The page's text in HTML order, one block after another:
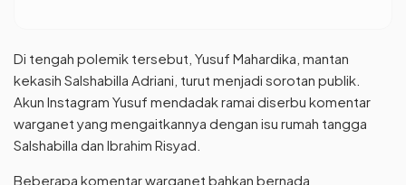
Di tengah polemik tersebut, Yusuf Mahardika, mantan
kekasih Salshabilla Adriani, turut menjadi sorotan publik.
Akun Instagram Yusuf mendadak ramai diserbu komentar
warganet yang mengaitkannya dengan isu rumah tangga
Salshabilla dan Ibrahim Risyad.
Beberapa komentar warganet bahkan bernada